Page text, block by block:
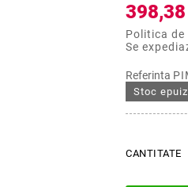
Politica de
Se
Referinta
Stoc
CANTITATE